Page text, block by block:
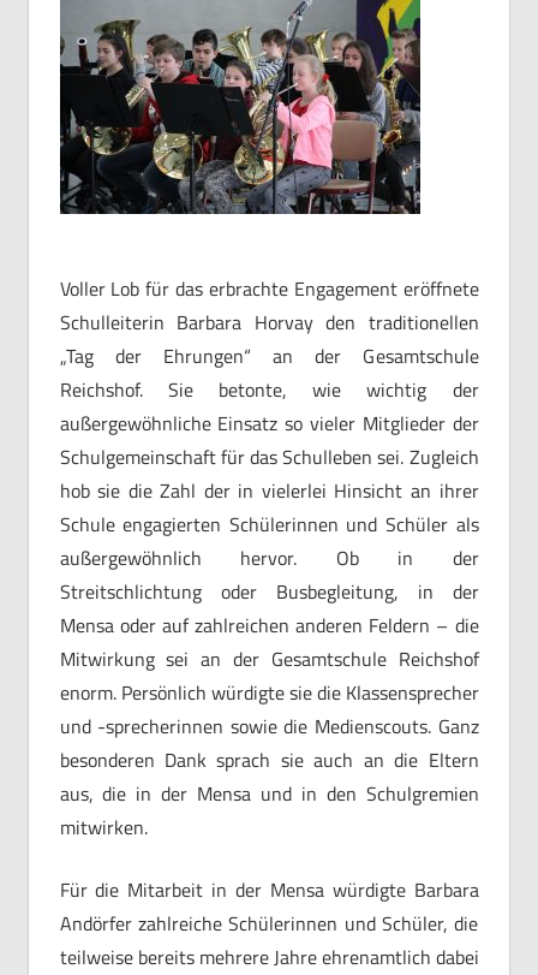
Voller Lob für das erbrachte Engagement eröffnete
Schulleiterin Barbara Horvay den traditionellen
„Tag der Ehrungen“ an der Gesamtschule
Reichshof. Sie betonte, wie wichtig der
außergewöhnliche Einsatz so vieler Mitglieder der
Schulgemeinschaft für das Schulleben sei. Zugleich
hob sie die Zahl der in vielerlei Hinsicht an ihrer
Schule engagierten Schülerinnen und Schüler als
außergewöhnlich hervor. Ob in der
Streitschlichtung oder Busbegleitung, in der
Mensa oder auf zahlreichen anderen Feldern – die
Mitwirkung sei an der Gesamtschule Reichshof
enorm. Persönlich würdigte sie die Klassensprecher
und -sprecherinnen sowie die Medienscouts. Ganz
besonderen Dank sprach sie auch an die Eltern
aus, die in der Mensa und in den Schulgremien
mitwirken.
Für die Mitarbeit in der Mensa würdigte Barbara
Andörfer zahlreiche Schülerinnen und Schüler, die
teilweise bereits mehrere Jahre ehrenamtlich dabei